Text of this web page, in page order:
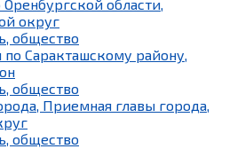
области,
округ
общество
Саракташскому району,
общество
Приемная главы города,
общество